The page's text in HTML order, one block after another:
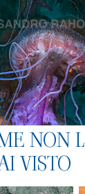
NON
VISTO